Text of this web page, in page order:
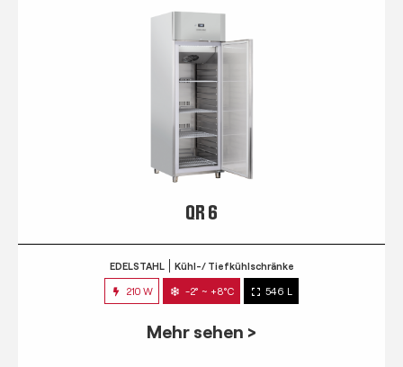
QR 6
EDELSTAHL Kühl-/ Tiefkühlschränke
210 W -2° ~ +8°C 546 L
Mehr sehen >